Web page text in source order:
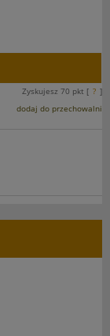
Zyskujesz 70 pkt [ ? ]
dodaj do przechowalni